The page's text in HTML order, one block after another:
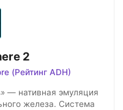
2
(Рейтинг ADH)
— нативная эмуляция
железа. Система